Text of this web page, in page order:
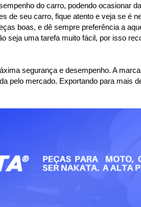
do carro, podendo ocasionar
de seu carro, fique atento e veja se é
boas, e dê sempre preferência a
seja uma tarefa muito fácil, por isso
segurança e desempenho. A
pelo mercado. Exportando para mais